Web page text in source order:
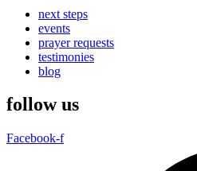
next steps
events
prayer requests
testimonies
blog
follow us
Facebook-f